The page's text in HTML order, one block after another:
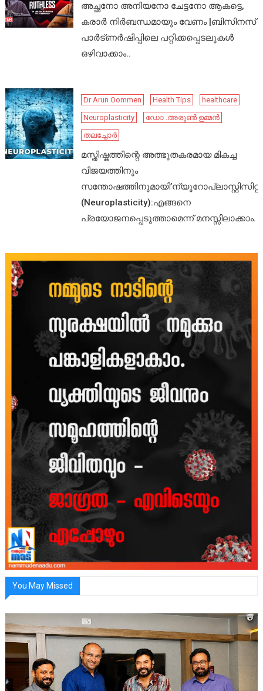
അച്ഛനോ അനിയനോ ചേട്ടനോ ആകട്ടെ,
കരാർ നിർബന്ധമായും വേണം |ബിസിനസ്
പാർട്ണർഷിപ്പിലെ പറ്റിക്കപ്പെടലുകൾ
ഒഴിവാക്കാം..
Dr Arun Oommen Health Tips
healthcare
Neuroplasticity
ഡോ .അരുൺ ഉമ്മൻ
തലച്ചോർ
മസ്തിഷ്കത്തിന്റെ അത്ഭുതകരമായ മികച്ച
വിജയത്തിനും
സന്തോഷത്തിനുമായി’ന്യൂറോപ്ലാസ്റ്റിസിറ്റി’
(Neuroplasticity):എങ്ങനെ
പ്രയോജനപ്പെടുത്താമെന്ന് മനസ്സിലാക്കാം.
You May Missed